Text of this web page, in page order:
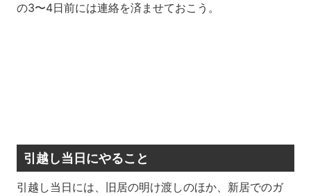
の3〜4日前には連絡を済ませておこう。
引越し当日にやること
引越し当日には、旧居の明け渡しのほか、新居でのガ